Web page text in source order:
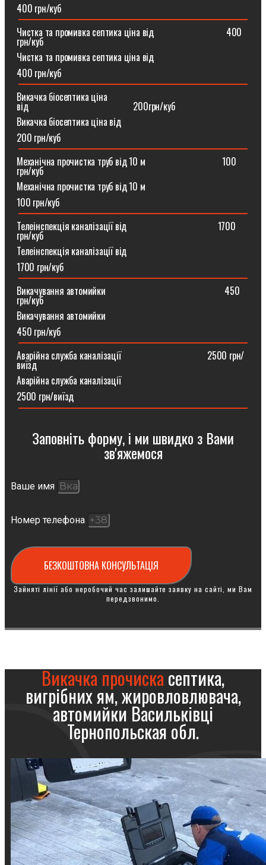
400 грн/куб
Чистка та промивка септика ціна від ⠀⠀⠀⠀⠀⠀⠀⠀⠀⠀400
грн/куб
Чистка та промивка септика ціна від
400 грн/куб
Викачка біосептика ціна
від⠀⠀⠀⠀⠀⠀⠀⠀⠀⠀⠀⠀⠀⠀⠀200грн/куб
Викачка біосептика ціна від
200 грн/куб
Механічна прочистка труб від 10 м⠀⠀⠀⠀⠀⠀⠀⠀⠀⠀⠀100
грн/куб
Механічна прочистка труб від 10 м
100 грн/куб
Телеінспекція каналізації від⠀⠀⠀⠀⠀⠀⠀⠀⠀⠀⠀⠀⠀1700
грн/куб
Телеінспекція каналізації від
1700 грн/куб
Викачування автомийки⠀⠀⠀⠀⠀⠀⠀⠀⠀⠀⠀⠀⠀⠀⠀⠀⠀450
грн/куб
Викачування автомийки
450 грн/куб
Аварійна служба каналізації ⠀⠀⠀⠀⠀⠀⠀⠀⠀⠀⠀⠀2500 грн/
виїзд
Аварійна служба каналізації
2500 грн/виїзд
Заповніть форму, і ми швидко з Вами
зв'яжемося
Ваше имя
Номер телефона
БЕЗКОШТОВНА КОНСУЛЬТАЦІЯ
Зайняті лінії або неробочий час залишайте заявку на сайті, ми Вам
передзвонимо.
Викачка прочискасептика,
вигрібних ям, жировловлювача,
автомийки Васильківці
Тернопольская обл.